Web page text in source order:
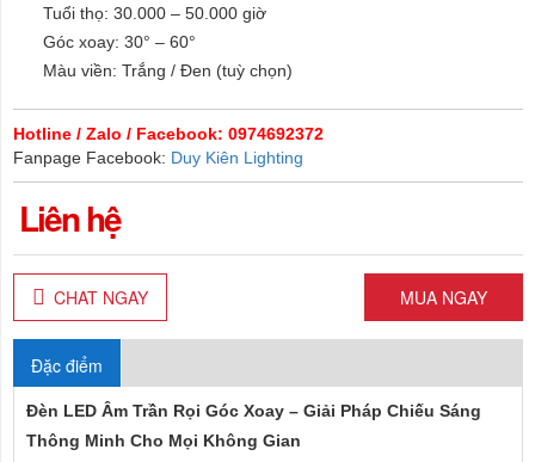
Tuổi thọ: 30.000 – 50.000 giờ
Góc xoay: 30° – 60°
Màu viền: Trắng / Đen (tuỳ chọn)
Hotline / Zalo / Facebook: 0974692372
Fanpage Facebook: Duy Kiên Lighting
Liên hệ
CHAT NGAY MUA NGAY
Đặc điểm
Đèn LED Âm Trần Rọi Góc Xoay – Giải Pháp Chiếu Sáng
Thông Minh Cho Mọi Không Gian